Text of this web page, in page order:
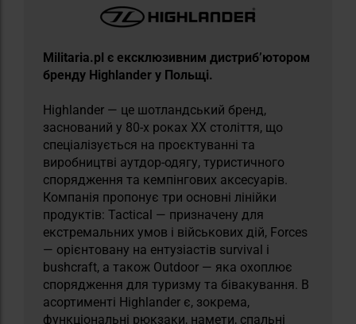
Militaria.pl є ексклюзивним дистриб’ютором
бренду Highlander у Польщі.
Highlander — це шотландський бренд,
заснований у 80-х роках XX століття, що
спеціалізується на проєктуванні та
виробництві аутдор-одягу, туристичного
спорядження та кемпінгових аксесуарів.
Компанія пропонує три основні лінійки
продуктів: Tactical — призначену для
екстремальних умов і військових дій, Forces
— орієнтовану на ентузіастів survival і
bushcraft, а також Outdoor — яка охоплює
спорядження для туризму та бівакування. В
асортименті Highlander є, зокрема,
функціональні рюкзаки, намети, спальні